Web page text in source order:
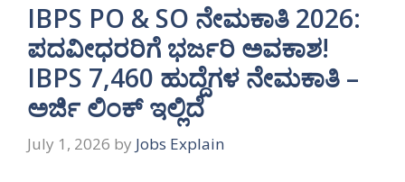
IBPS PO & SO ನೇಮಕಾತಿ 2026:
ಪದವೀಧರರಿಗೆ ಭರ್ಜರಿ ಅವಕಾಶ!
IBPS 7,460 ಹುದ್ದೆಗಳ ನೇಮಕಾತಿ –
ಅರ್ಜಿ ಲಿಂಕ್ ಇಲ್ಲಿದೆ
July 1, 2026 by Jobs Explain